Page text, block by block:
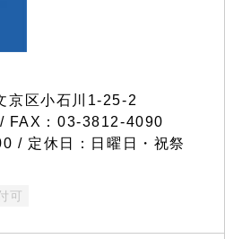
区小石川1-25-2
FAX：03-3812-4090
/ 定休日：日曜日・祝祭
可